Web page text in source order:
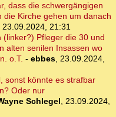
dass die schwergängigen
Kirche gehen um danach
23.09.2024, 21:31
(linker?) Pfleger die 30 und
alten senilen Insassen wo
o.T. - ebbes, 23.09.2024,
sonst könnte es strafbar
Oder nur
Schlegel, 23.09.2024,